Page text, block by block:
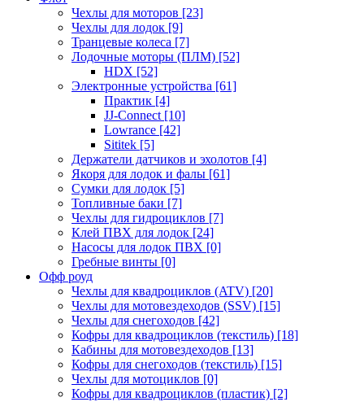
Чехлы для моторов [23]
Чехлы для лодок [9]
Транцевые колеса [7]
Лодочные моторы (ПЛМ) [52]
HDX [52]
Электронные устройства [61]
Практик [4]
JJ-Connect [10]
Lowrance [42]
Sititek [5]
Держатели датчиков и эхолотов [4]
Якоря для лодок и фалы [61]
Сумки для лодок [5]
Топливные баки [7]
Чехлы для гидроциклов [7]
Клей ПВХ для лодок [24]
Насосы для лодок ПВХ [0]
Гребные винты [0]
Офф роуд
Чехлы для квадроциклов (ATV) [20]
Чехлы для мотовездеходов (SSV) [15]
Чехлы для снегоходов [42]
Кофры для квадроциклов (текстиль) [18]
Кабины для мотовездеходов [13]
Кофры для снегоходов (текстиль) [15]
Чехлы для мотоциклов [0]
Кофры для квадроциклов (пластик) [2]